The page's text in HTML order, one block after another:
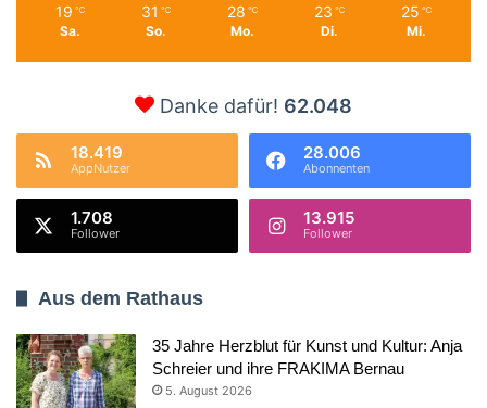
19 ℃
Sa.
31 ℃
So.
28 ℃
Mo.
23 ℃
Di.
25 ℃
Mi.
Danke dafür! 62.048
18.419
AppNutzer
28.006
Abonnenten
1.708
Follower
13.915
Follower
Aus dem Rathaus
35 Jahre Herzblut für Kunst und Kultur: Anja
Schreier und ihre FRAKIMA Bernau
5. August 2026